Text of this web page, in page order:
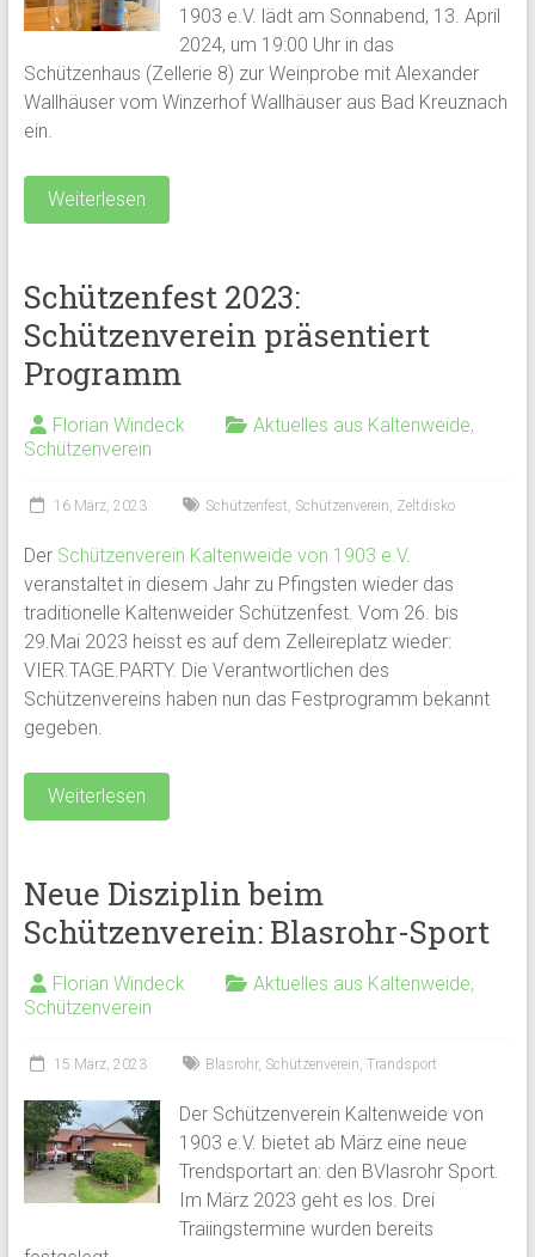
1903 e.V. lädt am Sonnabend, 13. April
2024, um 19:00 Uhr in das
Schützenhaus (Zellerie 8) zur Weinprobe mit Alexander
Wallhäuser vom Winzerhof Wallhäuser aus Bad Kreuznach
ein.
Weiterlesen
Schützenfest 2023:
Schützenverein präsentiert
Programm
Florian Windeck Aktuelles aus Kaltenweide,
Schützenverein
16 März, 2023 Schützenfest, Schützenverein, Zeltdisko
Der Schützenverein Kaltenweide von 1903 e.V.
veranstaltet in diesem Jahr zu Pfingsten wieder das
traditionelle Kaltenweider Schützenfest. Vom 26. bis
29.Mai 2023 heisst es auf dem Zelleireplatz wieder:
VIER.TAGE.PARTY. Die Verantwortlichen des
Schützenvereins haben nun das Festprogramm bekannt
gegeben.
Weiterlesen
Neue Disziplin beim
Schützenverein: Blasrohr-Sport
Florian Windeck Aktuelles aus Kaltenweide,
Schützenverein
15 März, 2023 Blasrohr, Schützenverein, Trandsport
Der Schützenverein Kaltenweide von
1903 e.V. bietet ab März eine neue
Trendsportart an: den BVlasrohr Sport.
Im März 2023 geht es los. Drei
Traiingstermine wurden bereits